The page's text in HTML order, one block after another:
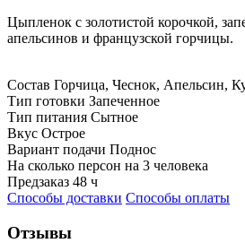
Цыпленок с золотистой корочкой,
апельсинов и французской горчицы.
Состав Горчица, Чеснок, Апельсин,
Тип готовки Запеченное
Тип питания Сытное
Вкус Острое
Вариант подачи Поднос
На сколько персон на 3 человека
Предзаказ 48 ч
Способы доставки Способы оплаты
Отзывы